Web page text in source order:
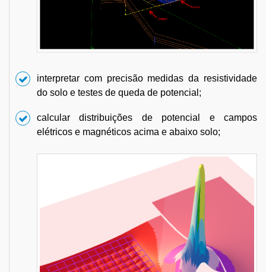
interpretar com precisão medidas da resistividade
do solo e testes de queda de potencial;
calcular distribuições de potencial e campos
elétricos e magnéticos acima e abaixo solo;